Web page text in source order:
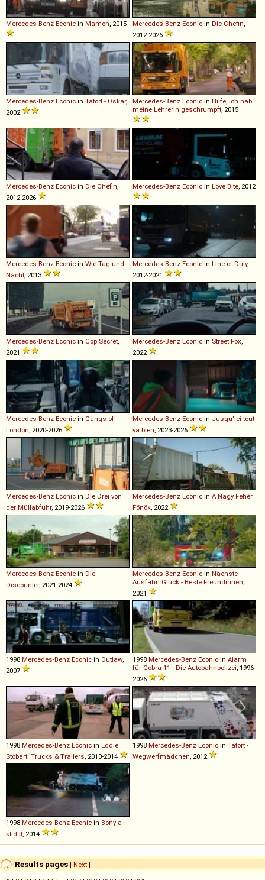
Mercedes-Benz Econic in Mamon , 2015 Mercedes-Benz Econic in Die Chefin
2012-2026
Mercedes-Benz Econic in Tatort - Oskar,
2002
Mercedes-Benz Econic in Hilfe, ich hab
meine Lehrerin geschrumpft , 2015
Mercedes-Benz Econic in Die Chefin,
2012-2026
Mercedes-Benz Econic in Love Bite, 2012
Mercedes-Benz Econic in Wie Tag und
Nacht, 2013
Mercedes-Benz Econic in Line of Duty,
2012-2021
Mercedes-Benz Econic in Cop Secret,
2021
Mercedes-Benz Econic in Street Fox,
2022
Mercedes-Benz Econic in Gangs of
London, 2020-2026
Mercedes-Benz Econic in Jusqu'ici tout
va bien, 2023-2026
Mercedes-Benz Econic in Die Drei von
der Müllabfuhr, 2019-2026
Mercedes-Benz Econic in A Nagy Fehér
Főnök, 2022
Mercedes-Benz Econic in Die
Discounter, 2021-2024
Mercedes-Benz Econic in Nächste
Ausfahrt Glück - Beste Freundinnen,
2021
1998 Mercedes-Benz Econic in Outlaw,
2007
1998 Mercedes-Benz Econic in Alarm
für Cobra 11 - Die Autobahnpolizei, 1996-
2026
1998 Mercedes-Benz Econic in Eddie
Stobart: Trucks & Trailers, 2010-2014
1998 Mercedes-Benz Econic in Tatort -
Wegwerfmädchen, 2012
1998 Mercedes-Benz Econic in Bony a
klid II, 2014
Results pages [ Next]